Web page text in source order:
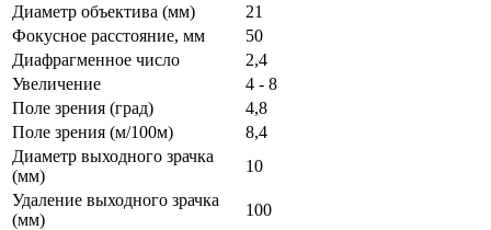
Диаметр объектива (мм)
21
Фокусное расстояние, мм
50
Диафрагменное число
2,4
Увеличение
4 - 8
Поле зрения (град)
4,8
Поле зрения (м/100м)
8,4
Диаметр выходного зрачка
(мм)
10
Удаление выходного зрачка
(мм)
100